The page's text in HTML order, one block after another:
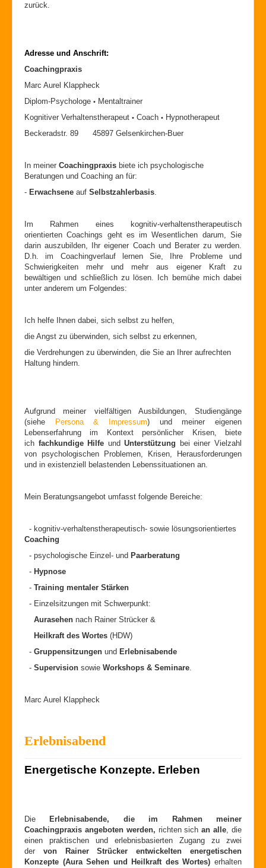
zurück.
Adresse und Anschrift:
Coachingpraxis
Marc Aurel Klappheck
Diplom-Psychologe • Mentaltrainer
Kognitiver Verhaltenstherapeut • Coach • Hypnotherapeut
Beckeradstr. 89 45897 Gelsenkirchen-Buer
In meiner Coachingpraxis biete ich psychologische
Beratungen und Coaching an für:
- Erwachsene auf Selbstzahlerbasis.
Im Rahmen eines kognitiv-verhaltenstherapeutisch
orientierten Coachings geht es im Wesentlichen darum, Sie
darin auszubilden, Ihr eigener Coach und Berater zu werden.
D.h. im Coachingverlauf lernen Sie, Ihre Probleme und
Schwierigkeiten mehr und mehr aus eigener Kraft zu
bewältigen und schließlich zu lösen. Ich bemühe mich dabei
unter anderem um Folgendes:
Ich helfe Ihnen dabei, sich selbst zu helfen,
die Angst zu überwinden, sich selbst zu erkennen,
die Verdrehungen zu überwinden, die Sie an Ihrer aufrechten
Haltung hindern.
Aufgrund meiner vielfältigen Ausbildungen, Studiengänge
(siehe
Persona & Impressum) und meiner eigenen
Lebenserfahrung im Kontext persönlicher Krisen, biete
ich fachkundige Hilfe undUnterstützung bei einer Vielzahl
von psychologischen Problemen, Krisen, Herausforderungen
und in existenziell belastenden Lebenssituationen an.
Mein Beratungsangebot umfasst folgende Bereiche:
- kognitiv-verhaltenstherapeutisch- sowie lösungsorientiertes
Coaching
- psychologische Einzel- und Paarberatung
- Hypnose
- Training mentaler Stärken
- Einzelsitzungen mit Schwerpunkt:
Aurasehen nach Rainer Strücker &
Heilkraft des Wortes (HDW)
- Gruppensitzungen und Erlebnisabende
- Supervision sowie Workshops & Seminare.
Marc Aurel Klappheck
Erlebnisabend
Energetische Konzepte. Erleben
Die
Erlebnisabende, die im Rahmen meiner
Coachingpraxis angeboten werden, richten sichan alle, die
einen praktischen und erlebnisbasierten Zugang zu zwei
der von Rainer Strücker entwickelten energetischen
Konzepte (Aura Sehen und Heilkraft des Wortes) erhalten